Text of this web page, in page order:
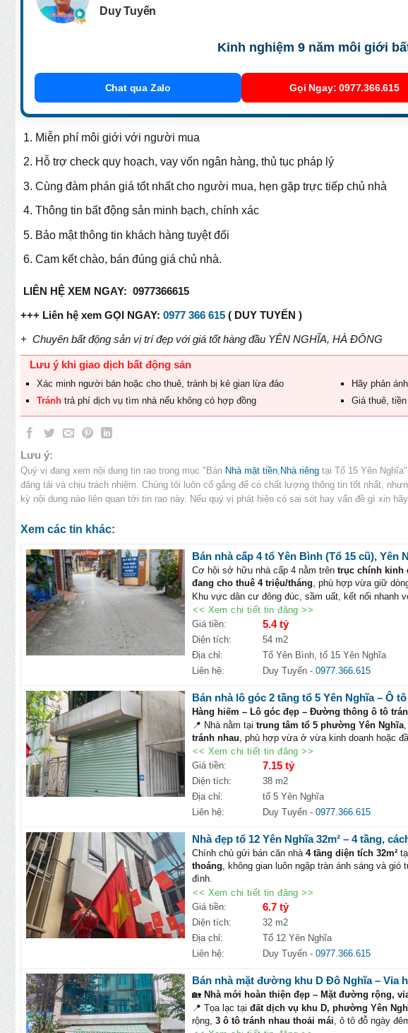
Duy Tuyến
Kinh nghiệm 9 năm môi giới
Chat qua Zalo Gọi Ngay: 0977.366.615
Miễn phí môi giới với người mua
Hỗ trợ check quy hoạch, vay vốn ngân hàng, thủ tục pháp lý
Cùng đàm phán giá tốt nhất cho người mua, hẹn gặp trực tiếp chủ nhà
Thông tin bất động sản minh bạch, chính xác
Bảo mật thông tin khách hàng tuyệt đối
Cam kết chào, bán đúng giá chủ nhà.
LIÊN HỆ XEM NGAY: 0977366615
+++ Liên hệ xem GỌI NGAY: 0977 366 615 ( DUY TUYẾN )
+ Chuyên bất động sản vị trí đẹp với giá tốt hàng đầu YÊN NGHĨA, HÀ ĐÔNG
Lưu ý khi giao dịch bất động sản
Xác minh người bán hoặc cho thuê, tránh bị kẻ gian lừa đảo
Hãy phản
Tránh trả phí dịch vụ tìm nhà nếu không có hợp đồng Giá thuê,
Lưu ý:
Quý vị đang xem nội dung tin rao trong mục "Bán Nhà mặt tiền Nhà riêng tại Tổ 15 Yên
đăng tải và chịu trách nhiệm. Chúng tôi luôn cố gắng để có chất lượng thông tin tốt nhất,
kỳ nội dung nào liên quan tới tin rao này. Nếu quý vị phát hiện có sai sót hay vấn đề gì xin
Xem các tin khác:
Bán nhà cấp 4 tổ Yên Bình (Tổ 15 cũ), Yên
Cơ hội sở hữu nhà cấp 4 nằm trêntrục chính kinh
đang cho thuê 4 triệu/tháng, phù hợp vừa giữ
Khu vực dân cư đông đúc, sầm uất, kết nối nhanh
thuận tiện kinh doanh, ở hoặc đầu tư lâu dài.
💰Giá:5.4 tỷ
📐Diện tích:
54m²
Đông Nam
Tiện ích nổi bật:
Gần Đại học Phenikaa .
GầnViện Nhi Hà Nội.
GầnCông viên Âm nhạc Đô Nghĩa.
Chỉ 500m–1km tới bệnh viện, trường học, chợ dân
Dễ dàng di chuyển tới KĐT Đô Nghĩa, bến xe Yên
📞 Giá chỉ 5.4 tỷ – Nhà vị trí đẹp, có dòng tiền sẵn,
ngay để xem nhà và làm việc chính chủ.
<< Xem chi tiết tin đăng >>
Giá tiền:
5.4 tỷ
Diện tích:
54 m2
Địa chỉ:
Tổ Yên Bình, tổ 15 Yên Nghĩa
Liên hệ:
Duy Tuyến -0977.366.615
Bán nhà lô góc 2 tầng tổ 5 Yên Nghĩa – Ô
Hàng hiếm – Lô góc đẹp – Đường thông ô tô
📍 Nhà nằm tạitrung tâm tổ 5 phường Yên Nghĩa
tránh nhau, phù hợp vừa ở vừa kinh doanh hoặc
🏡 Diện tích: 38m² –Nhà 2 tầng
dòng tiền ổn định ngay khi nhận nhà.
✨Ưu điểm nổi bật:
Lô góc hiếm, nhiều ánh sáng và gió tự nhiên.
Đường thông, ô tô tránh, thuận tiện mở cửa hàng,
Khu dân cư đông đúc, an ninh tốt, thanh khoản cao.
Chỉ vài phút tớiĐại học Phenikaa,Bệnh viện Nhi
Kết nối nhanhVành đai 4,Quốc lộ 6, ga đường sắt
Trường học, chợ và các dịch vụ thiết yếu trong khu
📜Pháp lý rõ ràng, sẵn sàng giao dịch.
💰Giá bán: 7.15 tỷ – Cơ hội sở hữu căn nhà lô góc
Nghĩa.
<< Xem chi tiết tin đăng >>
Giá tiền:
7.15 tỷ
Diện tích:
38 m2
Địa chỉ:
tổ 5 Yên Nghĩa
Liên hệ:
Duy Tuyến -0977.366.615
Nhà đẹp tổ 12 Yên Nghĩa 32m² – 4 tầng,
Chính chủ gửi bán căn nhà4 tầng diện tích 32m²
thoáng, không gian luôn ngập tràn ánh sáng và
đình.
✨ Ưu điểm nổi bật:
Lô góc 2 mặt thoáng, các phòng đều có cửa sổ,
Chỉ khoảng 20m ra đường ô tô
Khu dân cư văn minh, an ninh tốt, hàng xóm thân
🏠 Thiết kế công năng:
Tầng 1: Phòng khách, bếp và WC.
🌳 Tiện ích vượt trội:
GầnKhu đô thị Đô Nghĩa,Đại học Phenikaa,Bệnh
Gần hệ thống trường mầm non, cấp 1, cấp 2, cấp
Kết nối nhanhVành đai 4, Quốc lộ 6 và các tuyến
<< Xem chi tiết tin đăng >>
Giá tiền:
6.7 tỷ
Diện tích:
32 m2
Địa chỉ:
Tổ 12 Yên Nghĩa
Liên hệ:
Duy Tuyến -0977.366.615
Bán nhà mặt đường khu D Đô Nghĩa – Vỉa
🏡 Nhà mới hoàn thiện đẹp – Mặt đường rộng,
📍 Tọa lạc tạiđất dịch vụ khu D, phường Yên
rộng,3 ô tô tránh nhau thoải mái, ô tô đỗ ngày